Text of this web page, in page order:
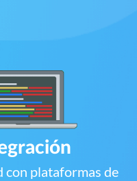
con plataformas de